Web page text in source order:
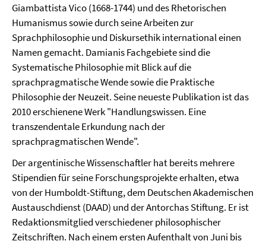
Giambattista Vico (1668-1744) und des Rhetorischen
Humanismus sowie durch seine Arbeiten zur
Sprachphilosophie und Diskursethik international einen
Namen gemacht. Damianis Fachgebiete sind die
Systematische Philosophie mit Blick auf die
sprachpragmatische Wende sowie die Praktische
Philosophie der Neuzeit. Seine neueste Publikation ist das
2010 erschienene Werk "Handlungswissen. Eine
transzendentale Erkundung nach der
sprachpragmatischen Wende".
Der argentinische Wissenschaftler hat bereits mehrere
Stipendien für seine Forschungsprojekte erhalten, etwa
von der Humboldt-Stiftung, dem Deutschen Akademischen
Austauschdienst (DAAD) und der Antorchas Stiftung. Er ist
Redaktionsmitglied verschiedener philosophischer
Zeitschriften. Nach einem ersten Aufenthalt von Juni bis